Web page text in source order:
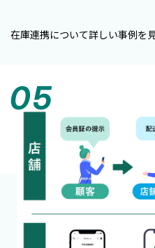
在庫連携について詳しい事例を